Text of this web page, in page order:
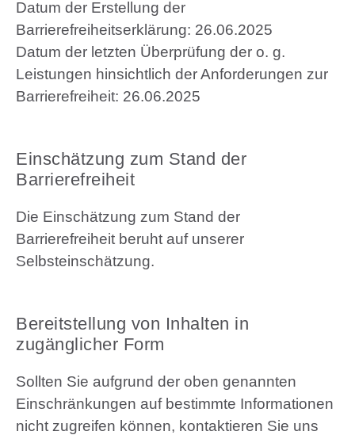
Datum der Erstellung der
Barrierefreiheitserklärung: 26.06.2025
Datum der letzten Überprüfung der o. g.
Leistungen hinsichtlich der Anforderungen zur
Barrierefreiheit: 26.06.2025
Einschätzung zum Stand der
Barrierefreiheit
Die Einschätzung zum Stand der
Barrierefreiheit beruht auf unserer
Selbsteinschätzung.
Bereitstellung von Inhalten in
zugänglicher Form
Sollten Sie aufgrund der oben genannten
Einschränkungen auf bestimmte Informationen
nicht zugreifen können, kontaktieren Sie uns